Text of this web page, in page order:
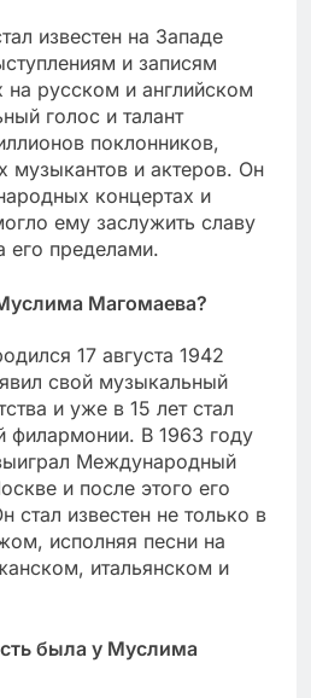
известен на Западе
и записям
на русском и английском
голос и талант
поклонников,
музыкантов и актеров. Он
концертах и
ему заслужить славу
его пределами.
Магомаева?
17 августа 1942
свой музыкальный
и уже в 15 лет стал
филармонии. В 1963 году
Международный
и после этого его
стал известен не только в
исполняя песни на
итальянском и
была у Муслима